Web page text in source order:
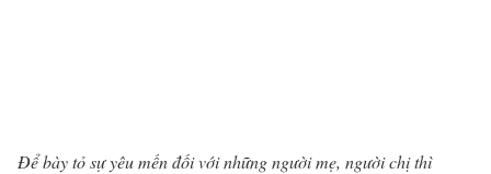
Để bày tỏ sự yêu mến đối với những người mẹ, người chị thì